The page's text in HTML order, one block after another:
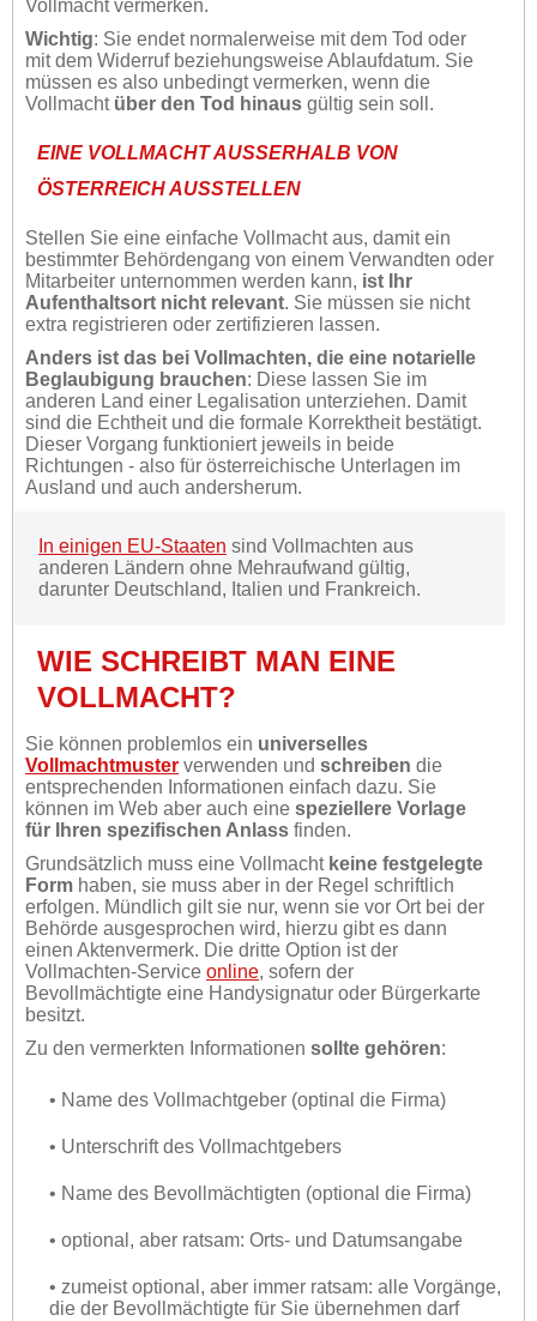
Vollmacht vermerken.
Wichtig: Sie endet normalerweise mit dem Tod oder
mit dem Widerruf beziehungsweise Ablaufdatum. Sie
müssen es also unbedingt vermerken, wenn die
Vollmacht über den Tod hinaus gültig sein soll.
EINE VOLLMACHT AUSSERHALB VON Ö
STERREICH AUSSTELLEN
Stellen Sie eine einfache Vollmacht aus, damit ein
bestimmter Behördengang von einem Verwandten oder
Mitarbeiter unternommen werden kann, ist Ihr
Aufenthaltsort nicht relevant. Sie müssen sie nicht
extra registrieren oder zertifizieren lassen.
Anders ist das bei Vollmachten, die eine notarielle
Beglaubigung brauchen: Diese lassen Sie im
anderen Land einer Legalisation unterziehen. Damit
sind die Echtheit und die formale Korrektheit bestätigt.
Dieser Vorgang funktioniert jeweils in beide
Richtungen - also für österreichische Unterlagen im
Ausland und auch andersherum.
In einigen EU-Staaten sind Vollmachten aus
anderen Ländern ohne Mehraufwand gültig,
darunter Deutschland, Italien und Frankreich.
WIE SCHREIBT MAN EINE
VOLLMACHT?
Sie können problemlos ein universelles
Vollmachtmuster verwenden und schreiben die
entsprechenden Informationen einfach dazu. Sie
können im Web aber auch eine speziellere Vorlage
für Ihren spezifischen Anlass finden.
Grundsätzlich muss eine Vollmacht keine festgelegte
Form haben, sie muss aber in der Regel schriftlich
erfolgen. Mündlich gilt sie nur, wenn sie vor Ort bei der
Behörde ausgesprochen wird, hierzu gibt es dann
einen Aktenvermerk. Die dritte Option ist der
Vollmachten-Service online, sofern der
Bevollmächtigte eine Handysignatur oder Bürgerkarte
besitzt.
Zu den vermerkten Informationen sollte gehören:
• Name des Vollmachtgeber (optinal die Firma)
• Unterschrift des Vollmachtgebers
• Name des Bevollmächtigten (optional die Firma)
• optional, aber ratsam: Orts- und Datumsangabe
• zumeist optional, aber immer ratsam: alle Vorgänge,
die der Bevollmächtigte für Sie übernehmen darf